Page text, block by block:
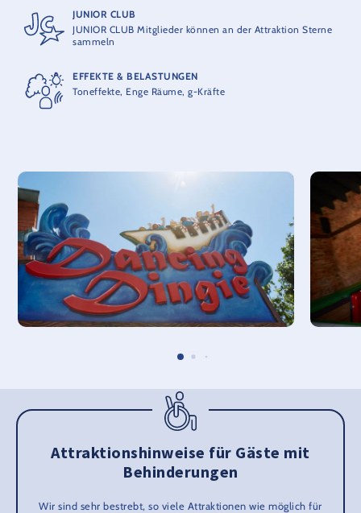
JUNIOR CLUB
JUNIOR CLUB Mitglieder können an der Attraktion Sterne
sammeln
EFFEKTE & BELASTUNGEN
Toneffekte, Enge Räume, g-Kräfte
Attraktionshinweise für Gäste mit
Behinderungen
Wir sind sehr bestrebt, so viele Attraktionen wie möglich für